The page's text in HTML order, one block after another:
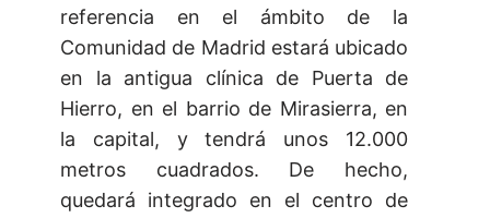
referencia en el ámbito de la
Comunidad de Madrid estará ubicado
en la antigua clínica de Puerta de
Hierro, en el barrio de Mirasierra, en
la capital, y tendrá unos 12.000
metros cuadrados. De hecho,
quedará integrado en el centro de